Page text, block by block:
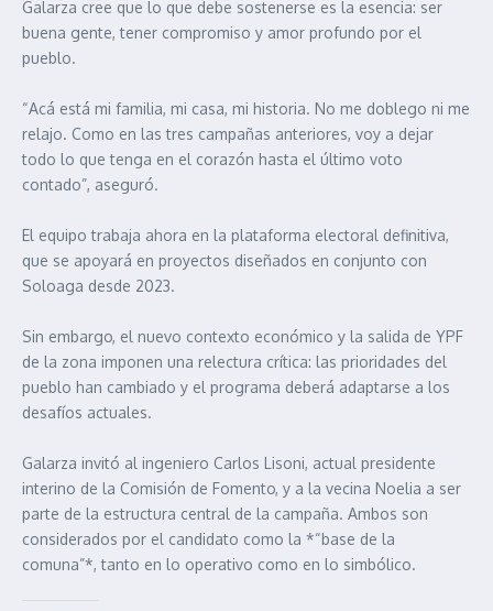
Galarza cree que lo que debe sostenerse es la esencia: ser
buena gente, tener compromiso y amor profundo por el
pueblo.
“Acá está mi familia, mi casa, mi historia. No me doblego ni me
relajo. Como en las tres campañas anteriores, voy a dejar
todo lo que tenga en el corazón hasta el último voto
contado”, aseguró.
El equipo trabaja ahora en la plataforma electoral definitiva,
que se apoyará en proyectos diseñados en conjunto con
Soloaga desde 2023.
Sin embargo, el nuevo contexto económico y la salida de YPF
de la zona imponen una relectura crítica: las prioridades del
pueblo han cambiado y el programa deberá adaptarse a los
desafíos actuales.
Galarza invitó al ingeniero Carlos Lisoni, actual presidente
interino de la Comisión de Fomento, y a la vecina Noelia a ser
parte de la estructura central de la campaña. Ambos son
considerados por el candidato como la *“base de la
comuna”*, tanto en lo operativo como en lo simbólico.